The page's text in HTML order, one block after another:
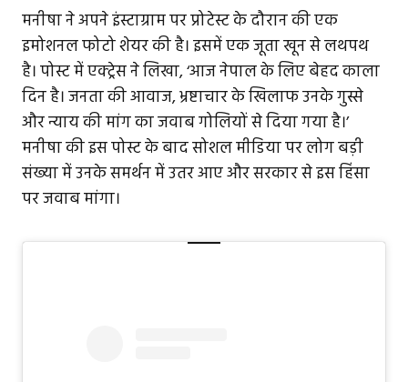
मनीषा ने अपने इंस्टाग्राम पर प्रोटेस्ट के दौरान की एक
इमोशनल फोटो शेयर की है। इसमें एक जूता खून से लथपथ
है। पोस्ट में एक्ट्रेस ने लिखा, ‘आज नेपाल के लिए बेहद काला
दिन है। जनता की आवाज, भ्रष्टाचार के खिलाफ उनके गुस्से
और न्याय की मांग का जवाब गोलियों से दिया गया है।’
मनीषा की इस पोस्ट के बाद सोशल मीडिया पर लोग बड़ी
संख्या में उनके समर्थन में उतर आए और सरकार से इस हिंसा
पर जवाब मांगा।